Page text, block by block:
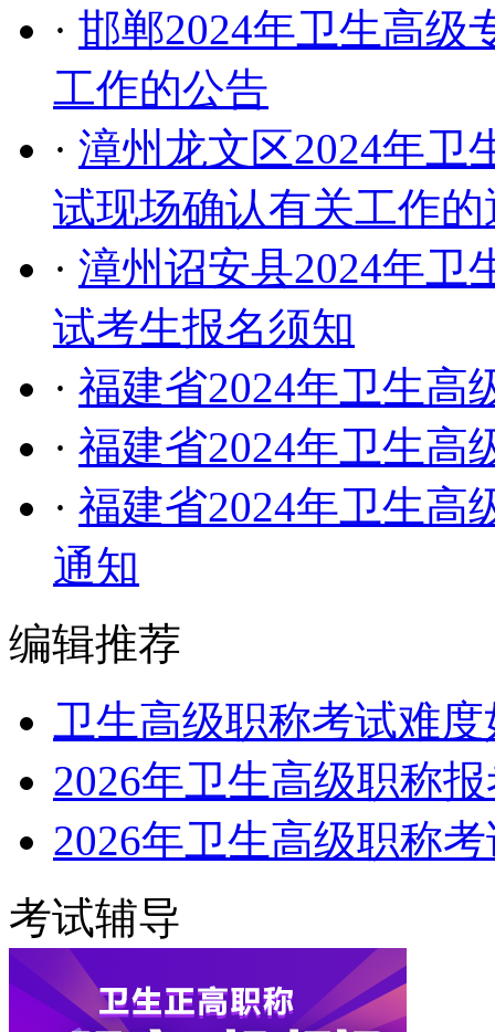
· 邯郸2024年卫生高级
工作的公告
· 漳州龙文区2024年卫
试现场确认有关工作的
· 漳州诏安县2024年卫
试考生报名须知
· 福建省2024年卫生高
· 福建省2024年卫生高
· 福建省2024年卫生高
通知
编辑推荐
卫生高级职称考试难
2026年卫生高级职称
2026年卫生高级职称
考试辅导